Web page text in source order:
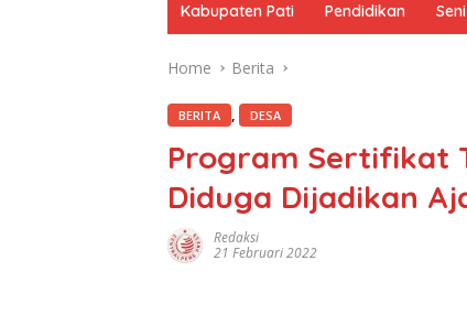
Kabupaten Pati Pendidikan Seni
Home Berita
BERITA , DESA
Program Sertifikat
Diduga Dijadikan
Redaksi
21 Februari 2022